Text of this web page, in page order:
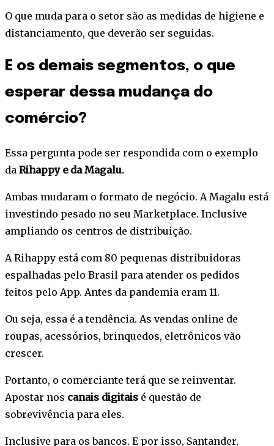
O que muda para o setor são as medidas de higiene e
distanciamento, que deverão ser seguidas.
E os demais segmentos, o que
esperar dessa mudança do
comércio?
Essa pergunta pode ser respondida com o exemplo
da Rihappy e da Magalu.
Ambas mudaram o formato de negócio. A Magalu está
investindo pesado no seu Marketplace. Inclusive
ampliando os centros de distribuição.
A Rihappy está com 80 pequenas distribuidoras
espalhadas pelo Brasil para atender os pedidos
feitos pelo App. Antes da pandemia eram 11.
Ou seja, essa é a tendência. As vendas online de
roupas, acessórios, brinquedos, eletrônicos vão
crescer.
Portanto, o comerciante terá que se reinventar.
Apostar nos canais digitais é questão de
sobrevivência para eles.
Inclusive para os bancos. E por isso, Santander,